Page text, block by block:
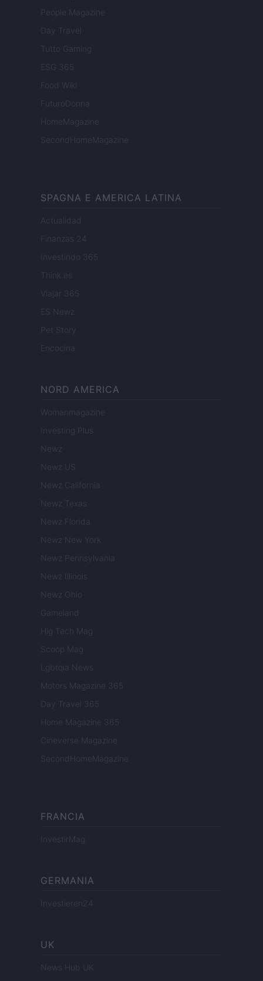
People Magazine
Day Travel
Tutto Gaming
ESG 365
Food Wiki
FuturoDonna
HomeMagazine
SecondHomeMagazine
SPAGNA E AMERICA LATINA
Actualidad
Finanzas 24
Investindo 365
Think.es
Viajar 365
ES Newz
Pet Story
Encocina
NORD AMERICA
Womanmagazine
Investing Plus
Newz
Newz US
Newz California
Newz Texas
Newz Florida
Newz New York
Newz Pennsylvania
Newz Illinois
Newz Ohio
Gameland
Hig Tech Mag
Scoop Mag
Lgbtqia News
Motors Magazine 365
Day Travel 365
Home Magazine 365
Cineverse Magazine
SecondHomeMagazine
FRANCIA
InvestirMag
GERMANIA
Investieren24
UK
News Hub UK